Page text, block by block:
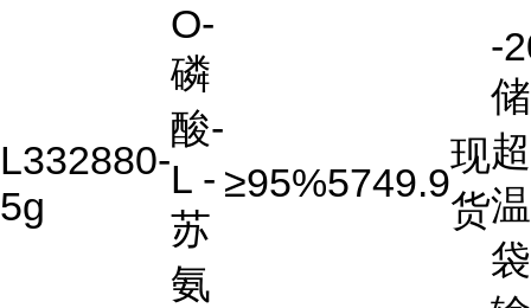
L332880-
5g
O-
磷
酸-
L -
苏
氨
≥95%5749.9
现
货
-